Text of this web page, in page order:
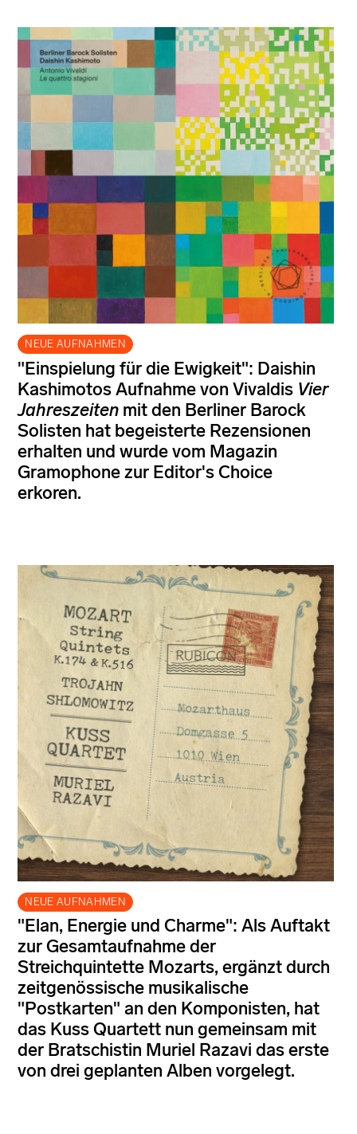
NEUE AUFNAHMEN
"Einspielung für die Ewigkeit": Daishin
Kashimotos Aufnahme von Vivaldis Vier
Jahreszeiten mit den Berliner Barock
Solisten hat begeisterte Rezensionen
erhalten und wurde vom Magazin
Gramophone zur Editor's Choice
erkoren.
NEUE AUFNAHMEN
"Elan, Energie und Charme": Als Auftakt
zur Gesamtaufnahme der
Streichquintette Mozarts, ergänzt durch
zeitgenössische musikalische
"Postkarten" an den Komponisten, hat
das Kuss Quartett nun gemeinsam mit
der Bratschistin Muriel Razavi das erste
von drei geplanten Alben vorgelegt.